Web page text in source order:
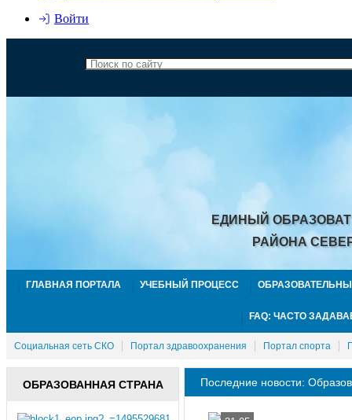
Войти
ЕДИНЫЙ
РАЙОНА
ГЛАВНАЯ ПОРТАЛА УЧЕБНЫЙ ПРОЦЕСС
FAQ: ЧАСТО
Социальная сеть СКО Портал здравоохранения Портал спорта
ОБРАЗОВАННАЯ СТРАНА Последние новости: